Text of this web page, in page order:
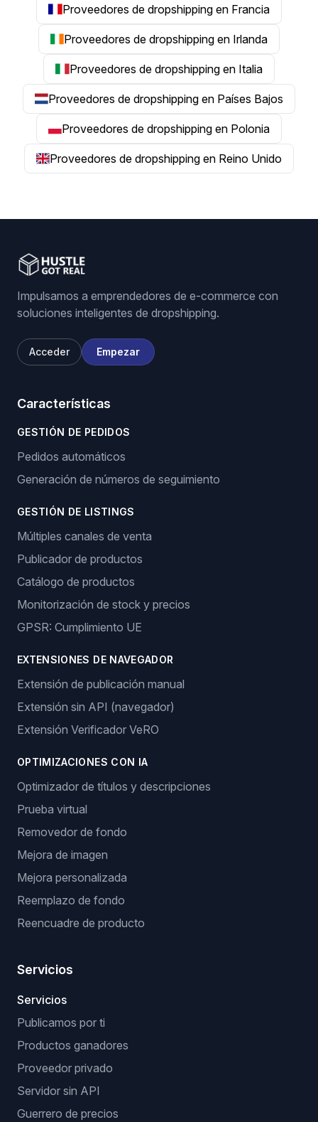
Proveedores de dropshipping en Francia
Proveedores de dropshipping en Irlanda
Proveedores de dropshipping en Italia
Proveedores de dropshipping en Países Bajos
Proveedores de dropshipping en Polonia
Proveedores de dropshipping en Reino Unido
Impulsamos a emprendedores de e-commerce con
soluciones inteligentes de dropshipping.
Acceder Empezar
Características
GESTIÓN DE PEDIDOS
Pedidos automáticos
Generación de números de seguimiento
GESTIÓN DE LISTINGS
Múltiples canales de venta
Publicador de productos
Catálogo de productos
Monitorización de stock y precios
GPSR: Cumplimiento UE
EXTENSIONES DE NAVEGADOR
Extensión de publicación manual
Extensión sin API (navegador)
Extensión Verificador VeRO
OPTIMIZACIONES CON IA
Optimizador de títulos y descripciones
Prueba virtual
Removedor de fondo
Mejora de imagen
Mejora personalizada
Reemplazo de fondo
Reencuadre de producto
Servicios
Servicios
Publicamos por ti
Productos ganadores
Proveedor privado
Servidor sin API
Guerrero de precios